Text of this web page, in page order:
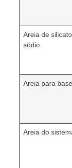
Areia de
sódio
Areia para
Areia do